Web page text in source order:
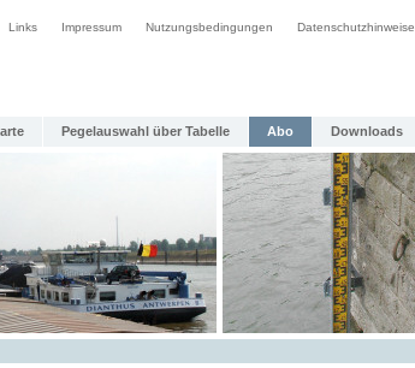
Links Impressum Nutzungsbedingungen Datenschutzhinweise
Pegelauswahl über Tabelle Abo Downloads